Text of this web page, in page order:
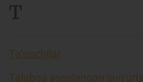
T
Ta’sischilar
Talabga asoslangan sug'urta